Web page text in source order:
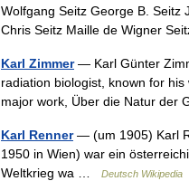
Wolfgang Seitz George B. Seitz
Chris Seitz Maille de Wigner
Karl Zimmer— Karl Günter
radiation biologist, known for
major work, Über die Natur
Karl Renner— (um 1905) Karl
1950 in Wien) war ein
Weltkrieg wa …
Deutsch Wikipedia